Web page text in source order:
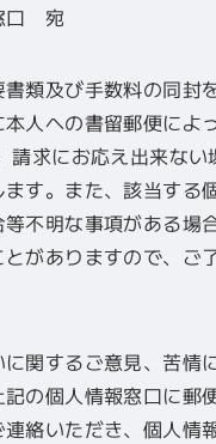
口 宛
類及び手数料の同封
人への書留郵便によ
請求にお応え出来ない
す。また、該当する
不明な事項がある場
がありますので、ご
関するご意見、苦情
の個人情報窓口に郵
絡いただき、個人情